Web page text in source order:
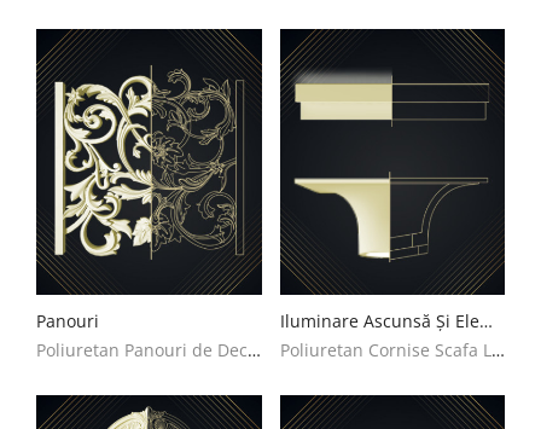
Panouri
Poliuretan Panouri de Decoupat Decoratiuni Casa
Iluminare Ascunsă Și Element Decorativ
Poliuretan Cornise Scafa Led Decoratiuni Casa